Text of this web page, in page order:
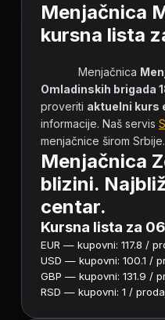
Menjačnica
kursna lista
            Menjačnica
Omladinskih brigada
proveriti aktuelni kurs
informacije. Naš servis
menjačnice širom
Menjačnica
blizini.
centar.
Kursna lista za
EUR — kupovni: 117.8 /
USD — kupovni: 100.1 /
GBP — kupovni: 131.9 /
RSD — kupovni: 1 /